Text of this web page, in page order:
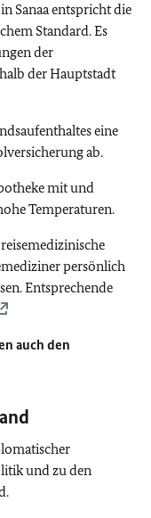
Sanaa entspricht die
Standard. Es
der
der Hauptstadt
eine
ab.
mit und
Temperaturen.
persönlich
Entsprechende
auch den
und zu den